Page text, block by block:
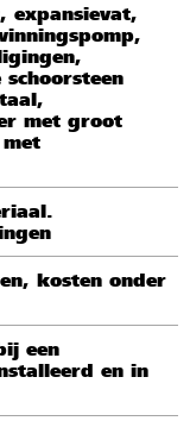
expansievat,
met groot
kosten onder
een
en in